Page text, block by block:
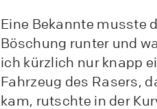
Eine Bekannte musste
Böschung runter und
ich kürzlich nur knapp
Fahrzeug des Rasers,
kam, rutschte in der